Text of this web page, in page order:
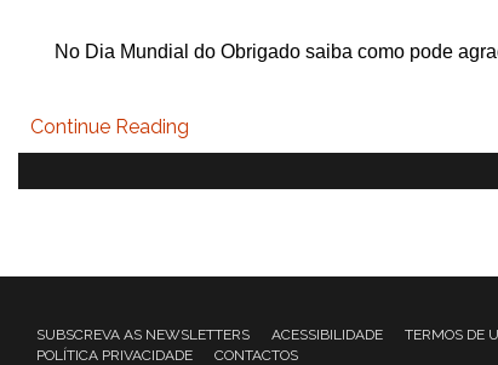
No Dia Mundial do Obrigado saiba como pode
Continue Reading
SUBSCREVA AS NEWSLETTERS ACESSIBILIDADE TERMOS DE
POLÍTICA PRIVACIDADE
CONTACTOS